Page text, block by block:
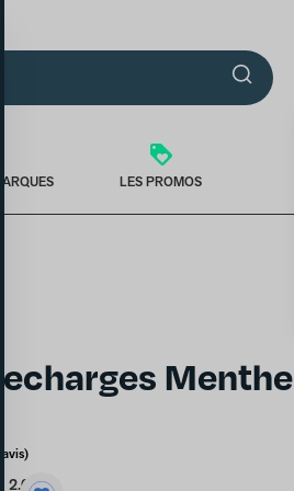
LES PROMOS
2.0